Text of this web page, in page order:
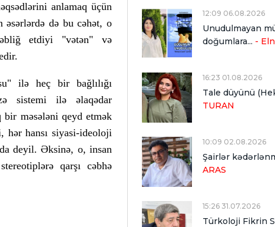
anlamaq üçün
əsərlərdə də bu cəhət, o
etdiyi "vətən" və
ilə heç bir bağlılığı
sistemi ilə əlaqədar
bir məsələni qeyd etmək
hər hansı siyasi-ideoloji
deyil. Əksinə, o, insan
qarşı cəbhə
12:09 06.08.2026
Unudulmayan
doğumlara... -
16:23 01.08.2026
Tale düyünü
TURAN
10:09 02.08.2026
Şairlər
ARAS
15:26 31.07.2026
Türkoloji Fikrin